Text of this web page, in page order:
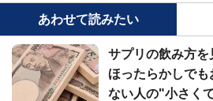
あわせて読みたい
サプリの飲み方を
ほったらかしで
ない人の"小さく